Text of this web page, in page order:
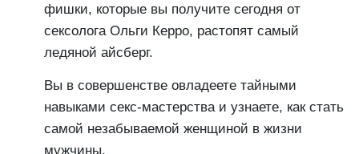
фишки, которые вы получите сегодня от
сексолога Ольги Керро, растопят самый
ледяной айсберг.
Вы в совершенстве овладеете тайными
навыками секс-мастерства и узнаете, как стать
самой незабываемой женщиной в жизни
мужчины.